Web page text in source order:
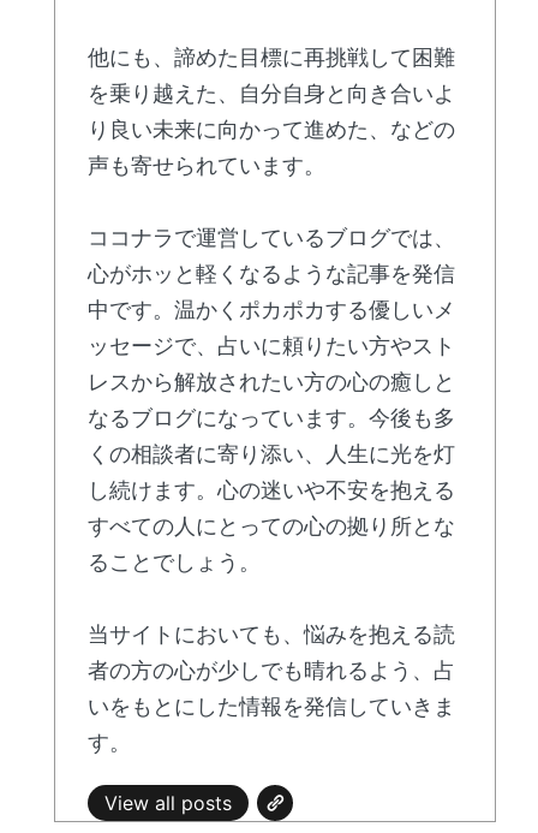
他にも、諦めた目標に再挑戦して困難
を乗り越えた、自分自身と向き合いよ
り良い未来に向かって進めた、などの
声も寄せられています。
ココナラで運営しているブログでは、
心がホッと軽くなるような記事を発信
中です。温かくポカポカする優しいメ
ッセージで、占いに頼りたい方やスト
レスから解放されたい方の心の癒しと
なるブログになっています。今後も多
くの相談者に寄り添い、人生に光を灯
し続けます。心の迷いや不安を抱える
すべての人にとっての心の拠り所とな
ることでしょう。
当サイトにおいても、悩みを抱える読
者の方の心が少しでも晴れるよう、占
いをもとにした情報を発信していきま
す。
View all posts